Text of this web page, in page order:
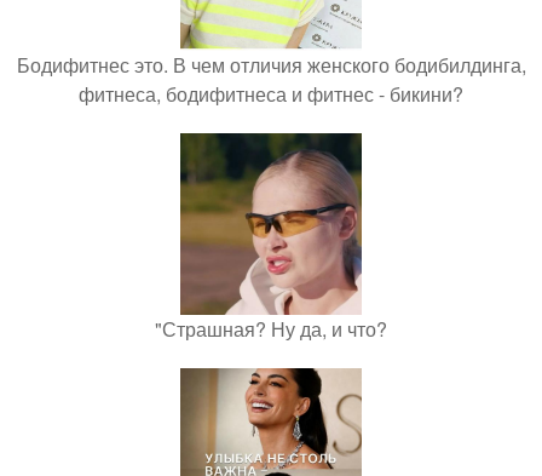
Бодифитнес это. В чем отличия женского бодибилдинга,
фитнеса, бодифитнеса и фитнес - бикини?
"Страшная? Ну да, и что?